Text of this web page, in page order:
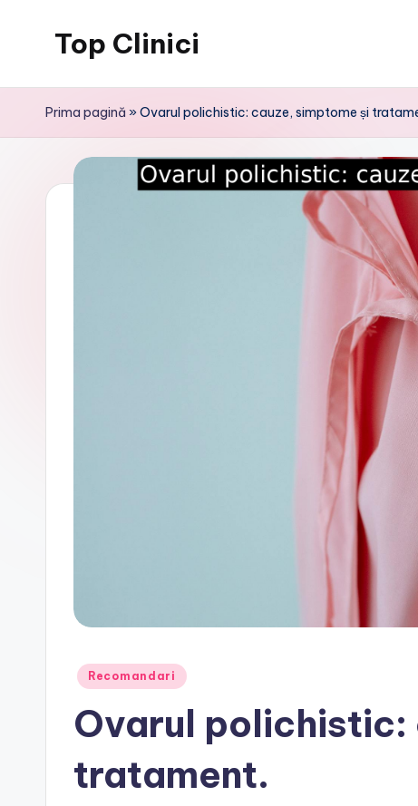
Top Clinici
Prima pagină »Ovarul polichistic: cauze, simptome și
Posted
Recomandari
Ovarul polichistic:
tratament.